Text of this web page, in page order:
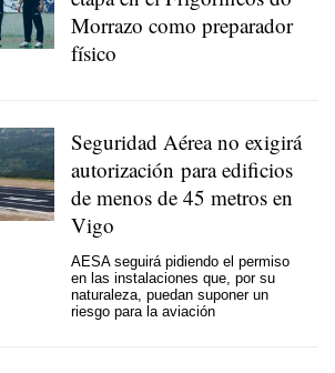
Morrazo como preparador
físico
Seguridad Aérea no exigirá
autorización para edificios
de menos de 45 metros en
Vigo
AESA seguirá pidiendo el permiso
en las instalaciones que, por su
naturaleza, puedan suponer un
riesgo para la aviación